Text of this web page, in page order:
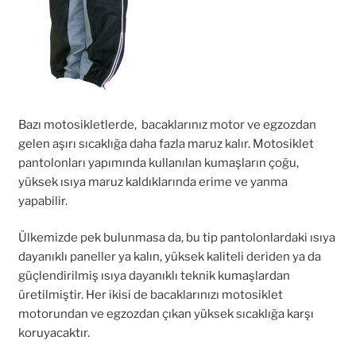
Bazı motosikletlerde, bacaklarınız motor ve egzozdan
gelen aşırı sıcaklığa daha fazla maruz kalır. Motosiklet
pantolonları yapımında kullanılan kumaşların çoğu,
yüksek ısıya maruz kaldıklarında erime ve yanma
yapabilir.
Ülkemizde pek bulunmasa da, bu tip pantolonlardaki ısıya
dayanıklı paneller ya kalın, yüksek kaliteli deriden ya da
güçlendirilmiş ısıya dayanıklı teknik kumaşlardan
üretilmiştir. Her ikisi de bacaklarınızı motosiklet
motorundan ve egzozdan çıkan yüksek sıcaklığa karşı
koruyacaktır.